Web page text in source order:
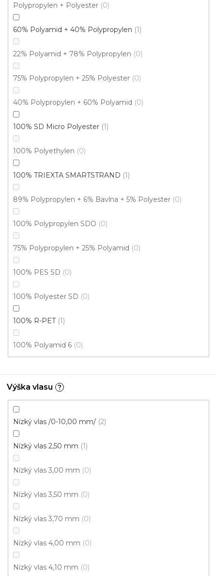
Polypropylen + Polyester 0
60% Polyamid + 40% Polypropylen 1
22% Polyamid + 78% Polypropylen 0
75% Polypropylen + 25% Polyester 0
40% Polypropylen + 60% Polyamid 0
100% SD Micro Polyester 1
100% Polyethylen 0
100% TRIEXTA SMARTSTRAND 1
89% Polypropylen + 6% Bavlna + 5% Polyester 0
100% Polypropylen SDO 0
75% Polypropylen + 25% Polyamid 0
100% PES SD 0
100% Polyester SD 0
100% R-PET 1
100% Polyamid 6 0
Výška vlasu ?
Nízký vlas /0-10,00 mm/ 2
Nízký vlas 2,50 mm 1
Nízký vlas 3,00 mm 0
Nízký vlas 3,50 mm 0
Nízký vlas 3,70 mm 0
Nízký vlas 4,00 mm 0
Nízký vlas 4,10 mm 0
Skladem externě, odesíláme do 2-3 dnů
973 Kč
4 m
Metrážový koberec RUTA 90